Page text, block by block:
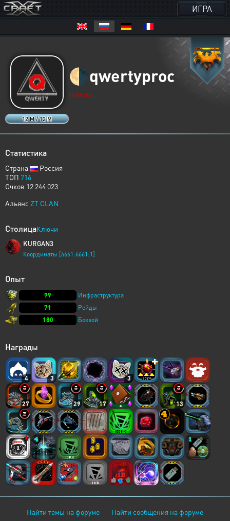
ИГРА
12 M / 12 M
🌗qwertyproc
HUMANS
Статистика
Страна
Россия
ТОП 716
Очков 12 244 023
Альянс ZT CLAN
СтолицаКлючи
KURGAN3
Координаты [6661:6661:1]
Опыт
99
Инфраструктура
71
Рейды
180
Боевой
Награды
4 3 3
27 29 17 13
Найти темы на форуме
Найти сообщения на форуме